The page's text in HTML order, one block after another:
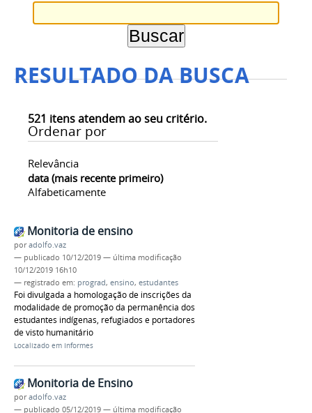
RESULTADO DA BUSCA
521 itens atendem ao seu critério.
Ordenar por
Relevância
data (mais recente primeiro)
Alfabeticamente
Monitoria de ensino
poradolfo.vaz
— publicado 10/12/2019 — última modificação
10/12/2019 16h10
— registrado em: prograd, ensino, estudantes
Foi divulgada a homologação de inscrições da
modalidade de promoção da permanência dos
estudantes indígenas, refugiados e portadores
de visto humanitário
Localizado em Informes
Monitoria de Ensino
poradolfo.vaz
— publicado 05/12/2019 — última modificação